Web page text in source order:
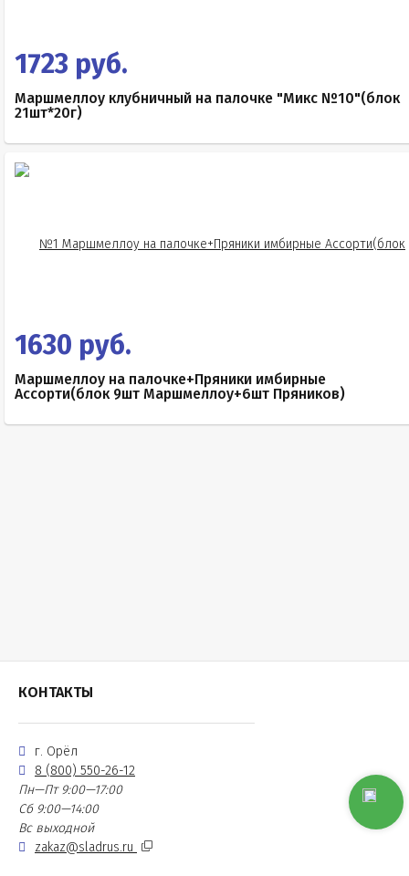
1723 руб.
Маршмеллоу клубничный на палочке "Микс №10"(блок
21шт*20г)
1630 руб.
Маршмеллоу на палочке+Пряники имбирные
Ассорти(блок 9шт Маршмеллоу+6шт Пряников)
КОНТАКТЫ
г. Орёл
8 (800) 550-26-12
Пн—Пт 9:00—17:00
Сб 9:00—14:00
Вс выходной
zakaz@sladrus.ru